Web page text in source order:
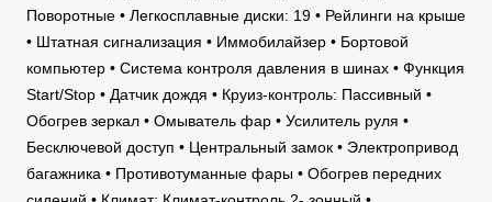
Поворотные • Легкосплавные диски: 19 • Рейлинги на крыше
• Штатная сигнализация • Иммобилайзер • Бортовой
компьютер • Система контроля давления в шинах • Функция
Start/Stop • Датчик дождя • Круиз-контроль: Пассивный •
Обогрев зеркал • Омыватель фар • Усилитель руля •
Бесключевой доступ • Центральный замок • Электропривод
багажника • Противотуманные фары • Обогрев передних